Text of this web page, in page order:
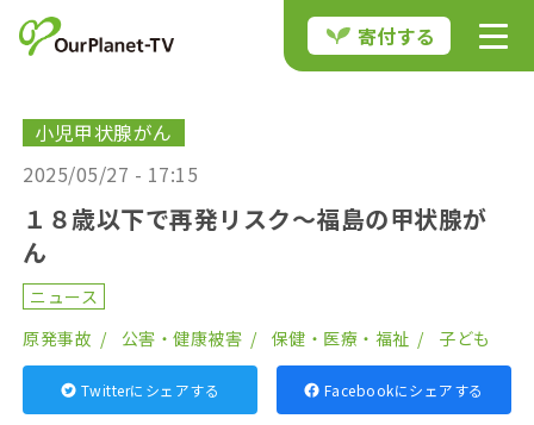
寄付する
小児甲状腺がん
2025/05/27 - 17:15
１８歳以下で再発リスク〜福島の甲状腺が
ん
ニュース
原発事故
公害・健康被害 保健・医療・福祉 子ども
Twitterにシェアする Facebookにシェアする